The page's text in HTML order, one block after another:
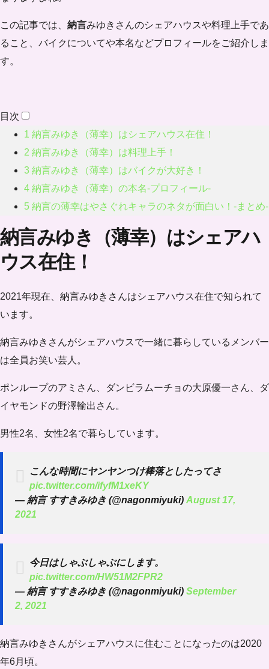
この記事では、 納言みゆきさんのシェアハウスや料理上手であ
ること、バイクについてや本名などプロフィールをご紹介しま
す。
目次
1 納言みゆき（薄幸）はシェアハウス在住！
2 納言みゆき（薄幸）は料理上手！
3 納言みゆき（薄幸）はバイクが大好き！
4 納言みゆき（薄幸）の本名-プロフィール-
5 納言の薄幸はやさぐれキャラのネタが面白い！-まとめ-
納言みゆき（薄幸）はシェアハ
ウス在住！
2021年現在、納言みゆきさんはシェアハウス在住で知られて
います。
納言みゆきさんがシェアハウスで一緒に暮らしているメンバー
は全員お笑い芸人 。
ポンループのアミさん、ダンビラムーチョの大原優一さん、ダ
イヤモンドの野澤輸出さん。
男性2名、女性2名で暮らしています。
こんな時間にヤンヤンつけ棒落としたってさ
pic.twitter.com/ifyfM1xeKY
— 納言 すすきみゆき (@nagonmiyuki) August 17,
2021
今日はしゃぶしゃぶにします。
pic.twitter.com/HW51M2FPR2
— 納言 すすきみゆき (@nagonmiyuki) September
2, 2021
納言みゆきさんがシェアハウスに住むことになったのは2020
年6月頃。